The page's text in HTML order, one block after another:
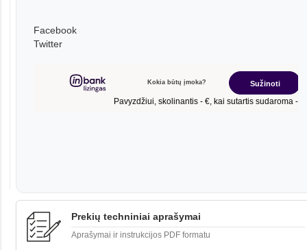
Facebook
Twitter
Prekių techniniai aprašymai
Aprašymai ir instrukcijos PDF formatu